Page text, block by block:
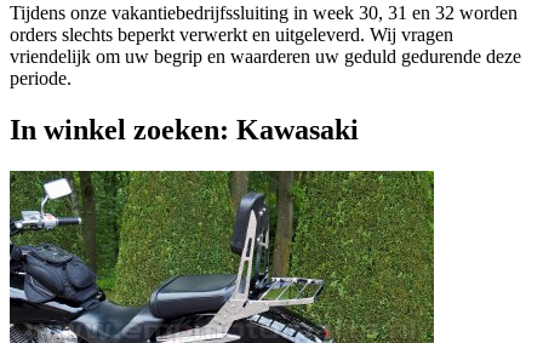
Tijdens onze vakantiebedrijfssluiting in week 30, 31 en 32 worden
orders slechts beperkt verwerkt en uitgeleverd. Wij vragen
vriendelijk om uw begrip en waarderen uw geduld gedurende deze
periode.
In winkel zoeken: Kawasaki